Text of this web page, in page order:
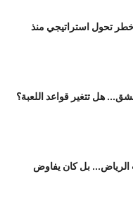
تحول استراتيجي منذ
هل تتغير قواعد اللعبة؟
بل كان يفاوض